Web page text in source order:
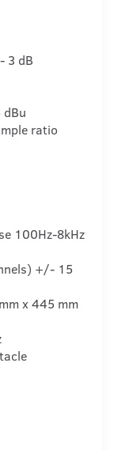
3 dB
ratio
100Hz-8kHz
+/- 15
x 445 mm